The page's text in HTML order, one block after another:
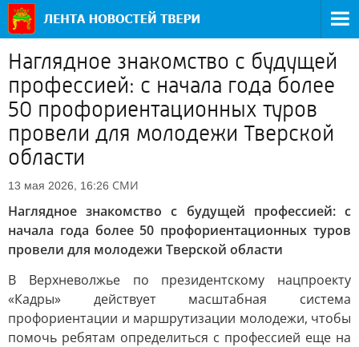
Наглядное знакомство с будущей
профессией: с начала года более
50 профориентационных туров
провели для молодежи Тверской
области
13 мая 2026, 16:26 СМИ
Наглядное знакомство с будущей профессией: с
начала года более 50 профориентационных туров
провели для молодежи Тверской области
В Верхневолжье по президентскому нацпроекту
«Кадры» действует масштабная система
профориентации и маршрутизации молодежи, чтобы
помочь ребятам определиться с профессией еще на